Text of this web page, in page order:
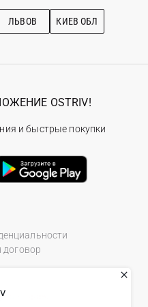
по уходу
ЛЬВОВ КИЕВ ОБЛ
OSTRIV!
и быстрые покупки